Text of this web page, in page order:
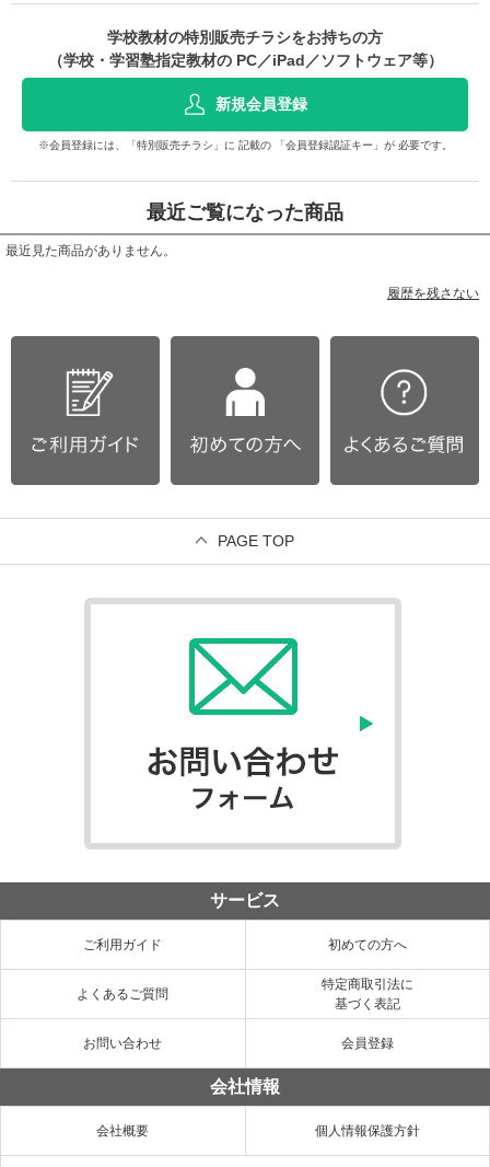
学校教材の特別販売チラシをお持ちの方
（学校・学習塾指定教材の PC／iPad／ソフトウェア等）
新規会員登録
※会員登録には、「特別販売チラシ」に 記載の 「会員登録認証キー」が 必要です。
最近ご覧になった商品
最近見た商品がありません。
履歴を残さない
PAGE TOP
サービス
ご利用ガイド 初めての方へ
よくあるご質問
特定商取引法に
基づく表記
お問い合わせ 会員登録
会社情報
会社概要 個人情報保護方針